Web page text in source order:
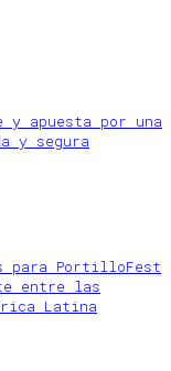
y apuesta por una
y segura
para PortilloFest
entre las
Latina